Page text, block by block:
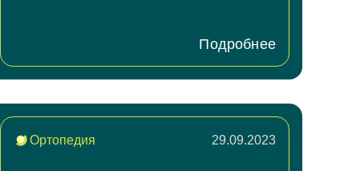
Подробнее
Ортопедия 29.09.2023